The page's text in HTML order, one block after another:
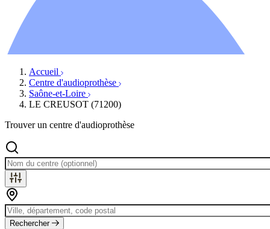
Évènements
Accueil
Centre d'audioprothèse
Saône-et-Loire
LE CREUSOT (71200)
Trouver un centre d'audioprothèse
Rechercher